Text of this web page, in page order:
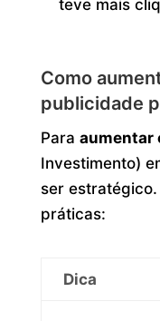
teve mais
Como
publicidade
Para aumentar
Investimento)
ser
práticas:
Dica